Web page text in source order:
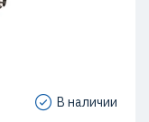
В наличии